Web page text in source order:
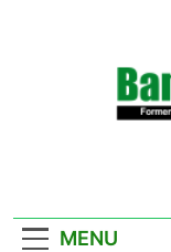
MENU